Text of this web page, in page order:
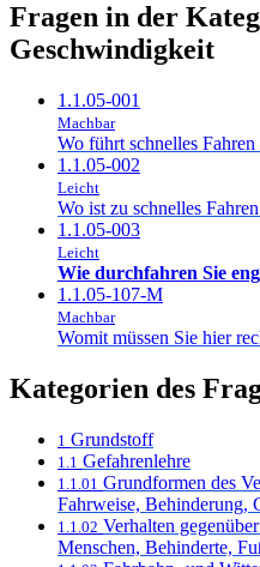
Fragen in der
Geschwindigkeit
1.1.05-001
Machbar
Wo führt schnelles
1.1.05-002
Leicht
Wo ist zu schnelles
1.1.05-003
Leicht
Wie durchfahren Sie
1.1.05-107-M
Machbar
Womit müssen Sie hier
Kategorien des
1 Grundstoff
1.1 Gefahrenlehre
1.1.01 Grundformen des
Fahrweise, Behinderung,
1.1.02 Verhalten
Menschen, Behinderte,